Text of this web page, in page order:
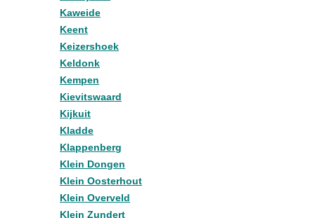
Kaweide
Keent
Keizershoek
Keldonk
Kempen
Kievitswaard
Kijkuit
Kladde
Klappenberg
Klein Dongen
Klein Oosterhout
Klein Overveld
Klein Zundert